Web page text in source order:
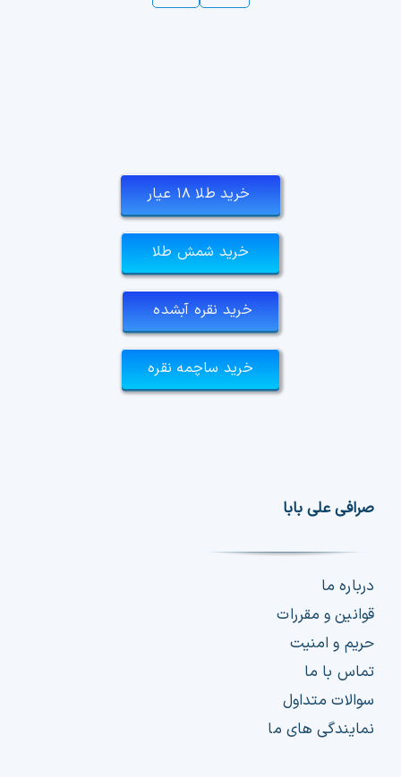
خرید طلا ۱۸ عیار
خرید شمش طلا
خرید نقره آبشده
خرید ساچمه نقره
صرافی علی بابا
درباره ما
قوانین و مقررات
حریم و امنیت
تماس با ما
سوالات متداول
نمایندگی های ما